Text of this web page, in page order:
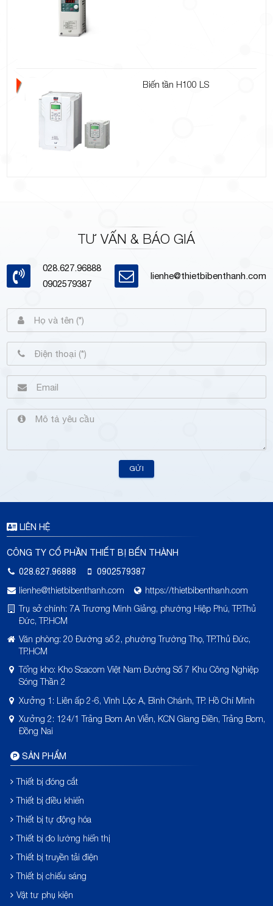
Biến tần H100 LS
TƯ VẤN & BÁO GIÁ
028.627.96888
0902579387
lienhe@thietbibenthanh.com
GỬI
LIÊN HỆ
CÔNG TY CỔ PHẦN THIẾT BỊ BẾN THÀNH
028.627.96888
0902579387
lienhe@thietbibenthanh.com
https://thietbibenthanh.com
Trụ sở chính: 7A Trương Minh Giảng, phường Hiệp Phú, TP.Thủ
Đức, TP.HCM
Văn phòng: 20 Đường số 2, phường Trường Thọ, TP.Thủ Đức,
TP.HCM
Tổng kho: Kho Scacom Việt Nam Đường Số 7 Khu Công Nghiệp
Sóng Thần 2
Xưởng 1: Liên ấp 2-6, Vĩnh Lộc A, Bình Chánh, TP. Hồ Chí Minh
Xưởng 2: 124/1 Trảng Bom An Viễn, KCN Giang Điền, Trảng Bom,
Đồng Nai
SẢN PHẨM
Thiết bị đóng cắt
Thiết bị điều khiển
Thiết bị tự động hóa
Thiết bị đo lường hiển thị
Thiết bị truyền tải điện
Thiết bị chiếu sáng
Vật tư phụ kiện